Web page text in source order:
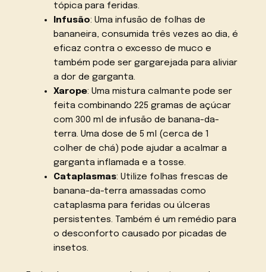
tópica para feridas.
Infusão: Uma infusão de folhas de
bananeira, consumida três vezes ao dia, é
eficaz contra o excesso de muco e
também pode ser gargarejada para aliviar
a dor de garganta.
Xarope: Uma mistura calmante pode ser
feita combinando 225 gramas de açúcar
com 300 ml de infusão de banana-da-
terra. Uma dose de 5 ml (cerca de 1
colher de chá) pode ajudar a acalmar a
garganta inflamada e a tosse.
Cataplasmas: Utilize folhas frescas de
banana-da-terra amassadas como
cataplasma para feridas ou úlceras
persistentes. Também é um remédio para
o desconforto causado por picadas de
insetos.